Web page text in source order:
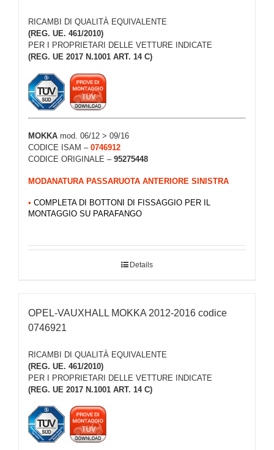
RICAMBI DI QUALITÀ EQUIVALENTE
(REG. UE. 461/2010)
PER I PROPRIETARI DELLE VETTURE INDICATE
(REG. UE 2017 N.1001 ART. 14 C)
MOKKA mod. 06/12 > 09/16
CODICE ISAM – 0746912
CODICE ORIGINALE – 95275448
MODANATURA PASSARUOTA ANTERIORE SINISTRA
• COMPLETA DI BOTTONI DI FISSAGGIO PER IL
MONTAGGIO SU PARAFANGO
Details
OPEL-VAUXHALL MOKKA 2012-2016 codice
0746921
RICAMBI DI QUALITÀ EQUIVALENTE
(REG. UE. 461/2010)
PER I PROPRIETARI DELLE VETTURE INDICATE
(REG. UE 2017 N.1001 ART. 14 C)